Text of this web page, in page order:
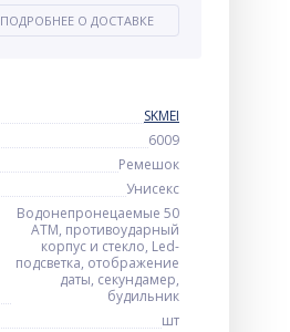
ПОДРОБНЕЕ О ДОСТАВКЕ
SKMEI
6009
Ремешок
Унисекс
Водонепронецаемые 50
АТМ, противоударный
корпус и стекло, Led-
подсветка, отображение
даты, секундамер,
будильник
шт